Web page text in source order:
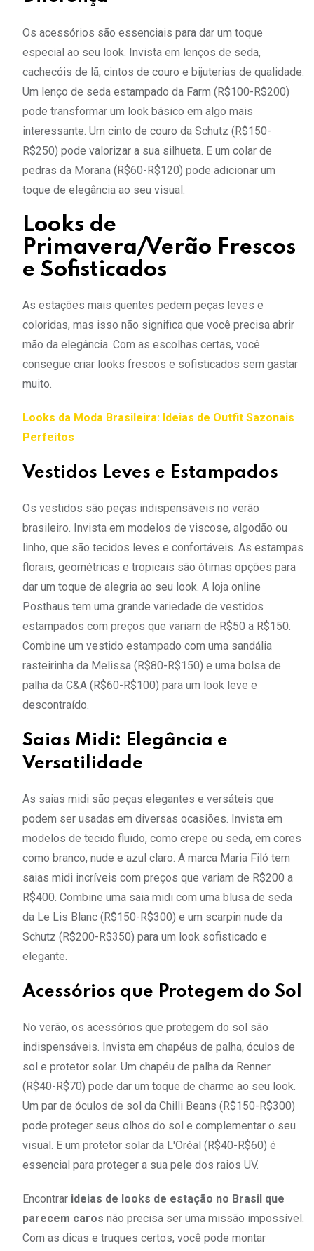
Os acessórios são essenciais para dar um toque
especial ao seu look. Invista em lenços de seda,
cachecóis de lã, cintos de couro e bijuterias de qualidade.
Um lenço de seda estampado da Farm (R$100-R$200)
pode transformar um look básico em algo mais
interessante. Um cinto de couro da Schutz (R$150-
R$250) pode valorizar a sua silhueta. E um colar de
pedras da Morana (R$60-R$120) pode adicionar um
toque de elegância ao seu visual.
Looks de
Primavera/Verão Frescos
e Sofisticados
As estações mais quentes pedem peças leves e
coloridas, mas isso não significa que você precisa abrir
mão da elegância. Com as escolhas certas, você
consegue criar looks frescos e sofisticados sem gastar
muito.
Looks da Moda Brasileira: Ideias de Outfit Sazonais
Perfeitos
Vestidos Leves e Estampados
Os vestidos são peças indispensáveis no verão
brasileiro. Invista em modelos de viscose, algodão ou
linho, que são tecidos leves e confortáveis. As estampas
florais, geométricas e tropicais são ótimas opções para
dar um toque de alegria ao seu look. A loja online
Posthaus tem uma grande variedade de vestidos
estampados com preços que variam de R$50 a R$150.
Combine um vestido estampado com uma sandália
rasteirinha da Melissa (R$80-R$150) e uma bolsa de
palha da C&A (R$60-R$100) para um look leve e
descontraído.
Saias Midi: Elegância e
Versatilidade
As saias midi são peças elegantes e versáteis que
podem ser usadas em diversas ocasiões. Invista em
modelos de tecido fluido, como crepe ou seda, em cores
como branco, nude e azul claro. A marca Maria Filó tem
saias midi incríveis com preços que variam de R$200 a
R$400. Combine uma saia midi com uma blusa de seda
da Le Lis Blanc (R$150-R$300) e um scarpin nude da
Schutz (R$200-R$350) para um look sofisticado e
elegante.
Acessórios que Protegem do Sol
No verão, os acessórios que protegem do sol são
indispensáveis. Invista em chapéus de palha, óculos de
sol e protetor solar. Um chapéu de palha da Renner
(R$40-R$70) pode dar um toque de charme ao seu look.
Um par de óculos de sol da Chilli Beans (R$150-R$300)
pode proteger seus olhos do sol e complementar o seu
visual. E um protetor solar da L'Oréal (R$40-R$60) é
essencial para proteger a sua pele dos raios UV.
Encontrar ideias de looks de estação no Brasil que
parecem caros não precisa ser uma missão impossível.
Com as dicas e truques certos, você pode montar